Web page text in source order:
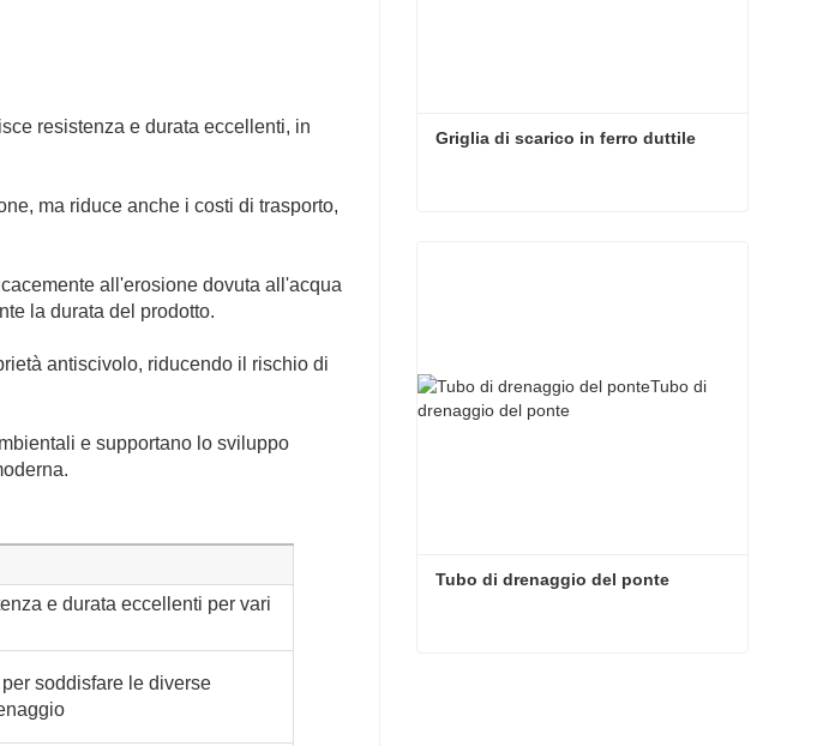
resistenza e durata eccellenti, in
ma riduce anche i costi di trasporto,
all'erosione dovuta all'acqua
la durata del prodotto.
antiscivolo, riducendo il rischio di
e supportano lo sviluppo
e durata eccellenti per vari
soddisfare le diverse
Griglia di scarico in ferro duttile
Tubo di drenaggio del ponte